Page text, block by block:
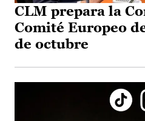
CLM prepara la
Comité Europeo
de octubre